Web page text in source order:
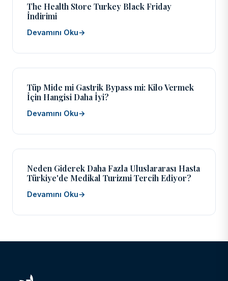
The Health Store Turkey Black Friday
İndirimi
Devamını Oku→
Tüp Mide mi Gastrik Bypass mi: Kilo Vermek
İçin Hangisi Daha İyi?
Devamını Oku→
Neden Giderek Daha Fazla Uluslararası Hasta
Türkiye'de Medikal Turizmi Tercih Ediyor?
Devamını Oku→